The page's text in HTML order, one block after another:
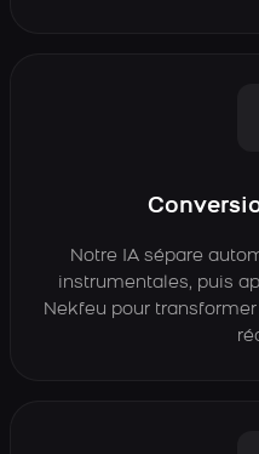
Notre IA sépare
instrumentales, puis
Nekfeu pour